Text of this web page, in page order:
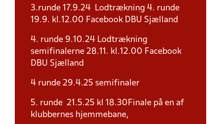
3.runde 17.9.24 Lodtrækning 4. runde
19.9. kl.12.00 Facebook DBU Sjælland
4. runde 9.10.24 Lodtrækning
semifinalerne 28.11. kl.12.00 Facebook
DBU Sjælland
4 runde 29.4.25 semifinaler
5. runde 21.5.25 kl 18.30Finale på en af
klubbernes hjemmebane,